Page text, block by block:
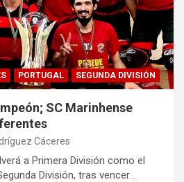
PORTUGAL SEGUNDA DIVISIÓN
SC Marinhense
Cáceres
a Primera División como el
División, tras vencer…